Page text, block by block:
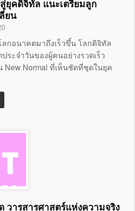
ยุคดิจิทัล แนะเตรียมลูก
ยน
ลกอนาคตมาถึงเร็วขึ้น โลกดิจิทัล
ระจำวันของผู้คนอย่างรวดเร็ว
New Normal ที่เห็นชัดที่ชุดในยุค
วารสารศาสตร์แห่งความจริง